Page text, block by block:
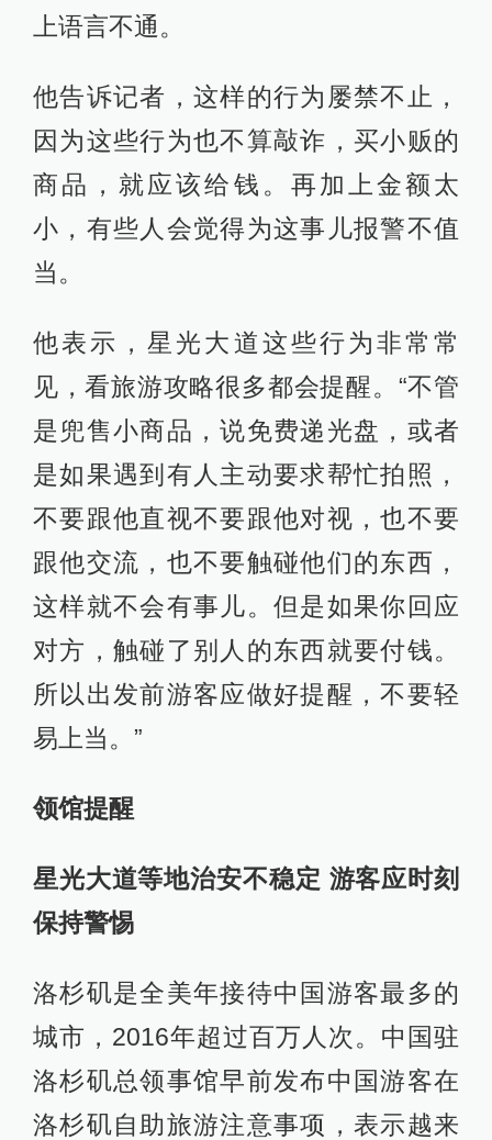
上语言不通。
他告诉记者，这样的行为屡禁不止，
因为这些行为也不算敲诈，买小贩的
商品，就应该给钱。再加上金额太
小，有些人会觉得为这事儿报警不值
当。
他表示，星光大道这些行为非常常
见，看旅游攻略很多都会提醒。“不管
是兜售小商品，说免费递光盘，或者
是如果遇到有人主动要求帮忙拍照，
不要跟他直视不要跟他对视，也不要
跟他交流，也不要触碰他们的东西，
这样就不会有事儿。但是如果你回应
对方，触碰了别人的东西就要付钱。
所以出发前游客应做好提醒，不要轻
易上当。”
领馆提醒
星光大道等地治安不稳定 游客应时刻
保持警惕
洛杉矶是全美年接待中国游客最多的
城市，2016年超过百万人次。中国驻
洛杉矶总领事馆早前发布中国游客在
洛杉矶自助旅游注意事项，表示越来